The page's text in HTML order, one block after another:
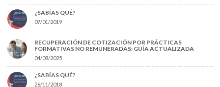
¿SABÍAS QUÉ?
07/01/2019
RECUPERACIÓN DE COTIZACIÓN POR PRÁCTICAS
FORMATIVAS NO REMUNERADAS: GUÍA ACTUALIZADA
04/08/2025
¿SABÍAS QUÉ?
26/11/2018